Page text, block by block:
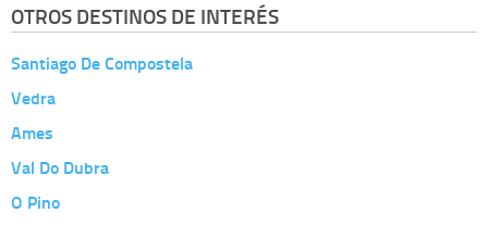
OTROS DESTINOS DE INTERÉS
Santiago De Compostela
Vedra
Ames
Val Do Dubra
O Pino